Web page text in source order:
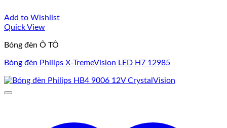
Add to Wishlist
Quick View
Bóng đèn Ô TÔ
Bóng đèn Philips X-TremeVision LED H7 12985